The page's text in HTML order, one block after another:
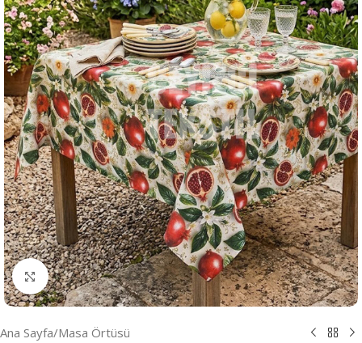
Resmi Büyüt
Ana Sayfa/Masa Örtüsü